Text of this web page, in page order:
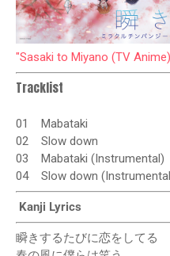
"Sasaki to Miyano (TV
Tracklist
01
Mabataki
02
Slow down
03
Mabataki (Instrumental)
04
Slow down
Kanji Lyrics
瞬きするたびに恋をしてる